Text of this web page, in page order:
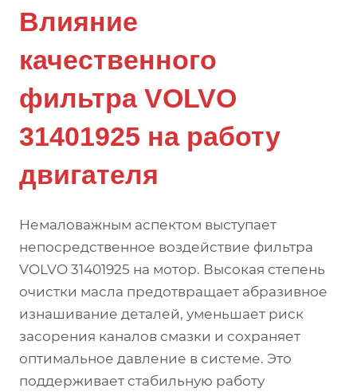
Влияние
качественного
фильтра VOLVO
31401925 на работу
двигателя
Немаловажным аспектом выступает
непосредственное воздействие фильтра
VOLVO 31401925 на мотор. Высокая степень
очистки масла предотвращает абразивное
изнашивание деталей, уменьшает риск
засорения каналов смазки и сохраняет
оптимальное давление в системе. Это
поддерживает стабильную работу